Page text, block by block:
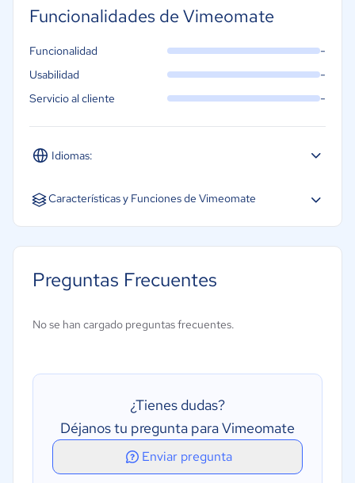
Funcionalidades de Vimeomate
Idiomas:
Español Inglés Portugués
Funcionalidad -
Usabilidad -
Servicio al cliente -
Características y Funciones de Vimeomate
Mediateca
Preguntas Frecuentes
No se han cargado preguntas frecuentes.
¿Tienes dudas?
Déjanos tu pregunta para Vimeomate
Enviar pregunta